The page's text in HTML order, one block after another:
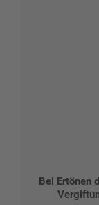
Bei Ertönen